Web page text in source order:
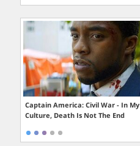
Captain America: Civil War - In My
Culture, Death Is Not The End